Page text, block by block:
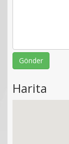
Gönder
Harita